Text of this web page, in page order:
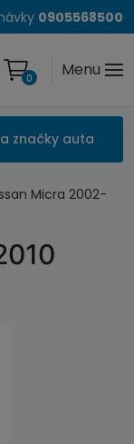
0905568500
Menu
0
značky auta
Micra 2002-